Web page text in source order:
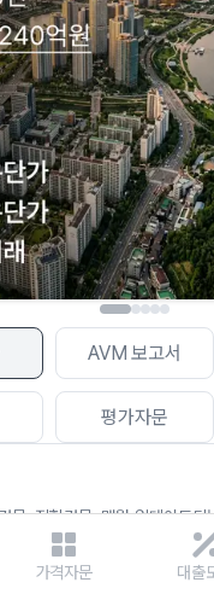
AVM 보고서
평가자문
물, 집합건물, 매월 업데이트되
네이버 지도 연결 안
도 연결이 원활하지 않아 지도
이용에 불편을 드려 죄송합니
다시 시도
가격자문 대출